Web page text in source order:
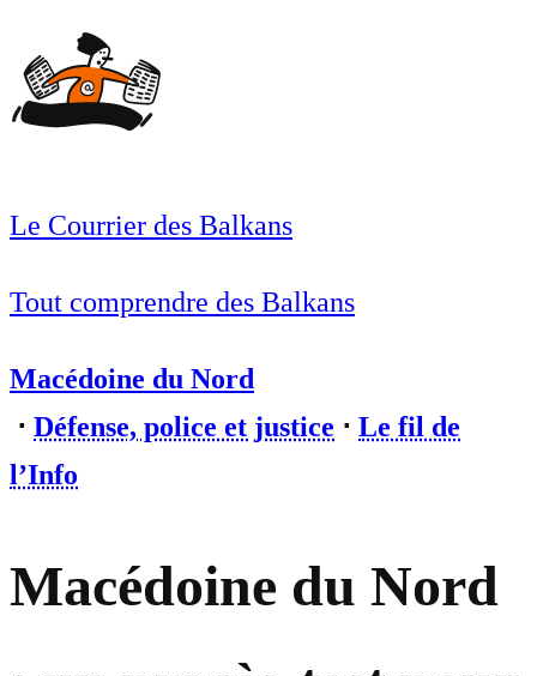
Le Courrier des Balkans
Tout comprendre des Balkans
Macédoine du Nord
⋅ Défense, police et justice ⋅ Le fil de
l’Info
Macédoine du Nord